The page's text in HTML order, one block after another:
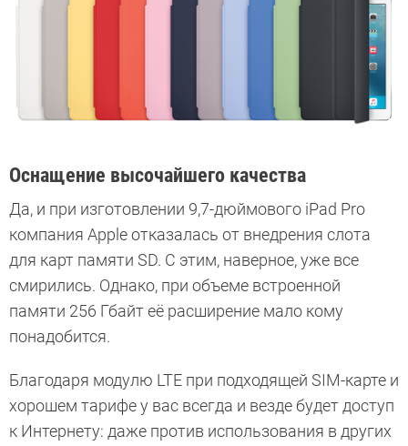
Оснащение высочайшего качества
Да, и при изготовлении 9,7-дюймового iPad Pro
компания Apple отказалась от внедрения слота
для карт памяти SD. С этим, наверное, уже все
смирились. Однако, при объеме встроенной
памяти 256 Гбайт её расширение мало кому
понадобится.
Благодаря модулю LTE при подходящей SIM-карте и
хорошем тарифе у вас всегда и везде будет доступ
к Интернету: даже против использования в других